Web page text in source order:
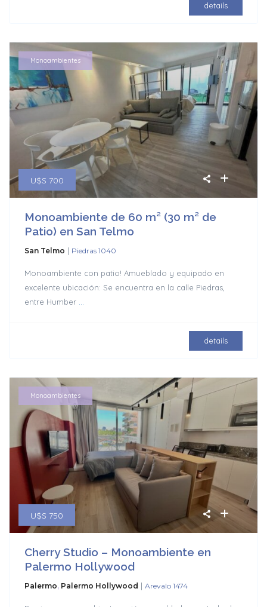
details
U$S 700
Monoambientes
Monoambiente de 60 m² (30 m² de
Patio) en San Telmo
San Telmo | Piedras 1040
Monoambiente con patio! Amueblado y equipado en
excelente ubicación: Se encuentra en la calle Piedras,
entre Humber ...
details
U$S 750
Monoambientes
Cherry Studio – Monoambiente en
Palermo Hollywood
Palermo, Palermo Hollywood | Arevalo 1474